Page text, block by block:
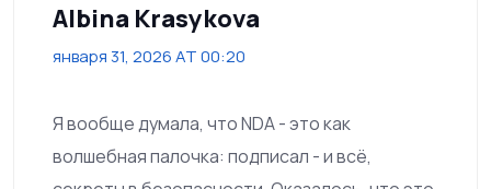
Albina Krasykova
января 31, 2026 AT 00:20
Я вообще думала, что NDA - это как
волшебная палочка: подписал - и всё,